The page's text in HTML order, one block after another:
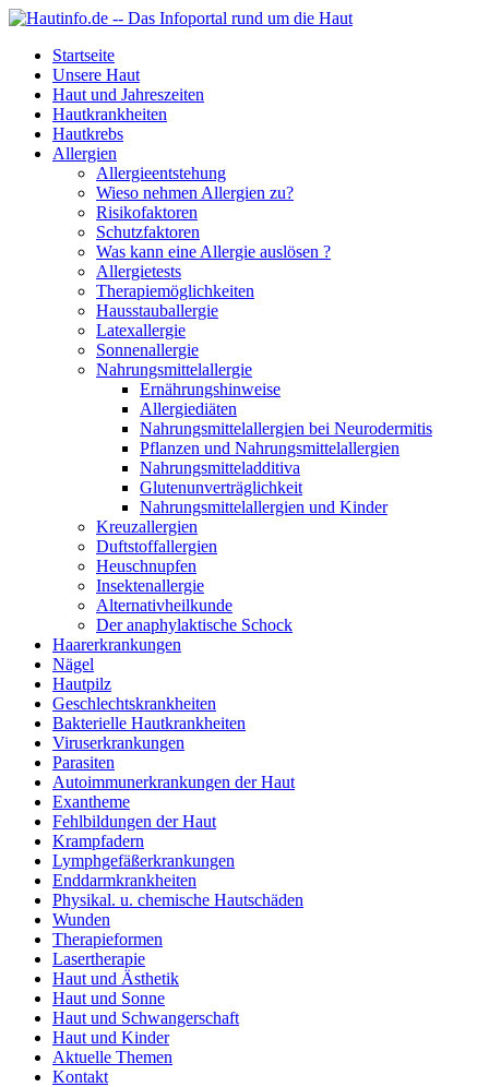
Startseite
Unsere Haut
Haut und Jahreszeiten
Hautkrankheiten
Hautkrebs
Allergien
Allergieentstehung
Wieso nehmen Allergien zu?
Risikofaktoren
Schutzfaktoren
Was kann eine Allergie auslösen ?
Allergietests
Therapiemöglichkeiten
Hausstauballergie
Latexallergie
Sonnenallergie
Nahrungsmittelallergie
Ernährungshinweise
Allergiediäten
Nahrungsmittelallergien bei Neurodermitis
Pflanzen und Nahrungsmittelallergien
Nahrungsmitteladditiva
Glutenunverträglichkeit
Nahrungsmittelallergien und Kinder
Kreuzallergien
Duftstoffallergien
Heuschnupfen
Insektenallergie
Alternativheilkunde
Der anaphylaktische Schock
Haarerkrankungen
Nägel
Hautpilz
Geschlechtskrankheiten
Bakterielle Hautkrankheiten
Viruserkrankungen
Parasiten
Autoimmunerkrankungen der Haut
Exantheme
Fehlbildungen der Haut
Krampfadern
Lymphgefäßerkrankungen
Enddarmkrankheiten
Physikal. u. chemische Hautschäden
Wunden
Therapieformen
Lasertherapie
Haut und Ästhetik
Haut und Sonne
Haut und Schwangerschaft
Haut und Kinder
Aktuelle Themen
Kontakt